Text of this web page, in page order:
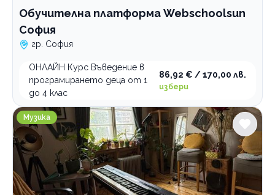
Обучителна платформа Webschoolsun
София
гр. София
ОНЛАЙН Курс Въведение в
програмирането деца от 1
до 4 клас
86,92 € / 170,00 лв.
избери
ViPart School школа по изкуства
Музика